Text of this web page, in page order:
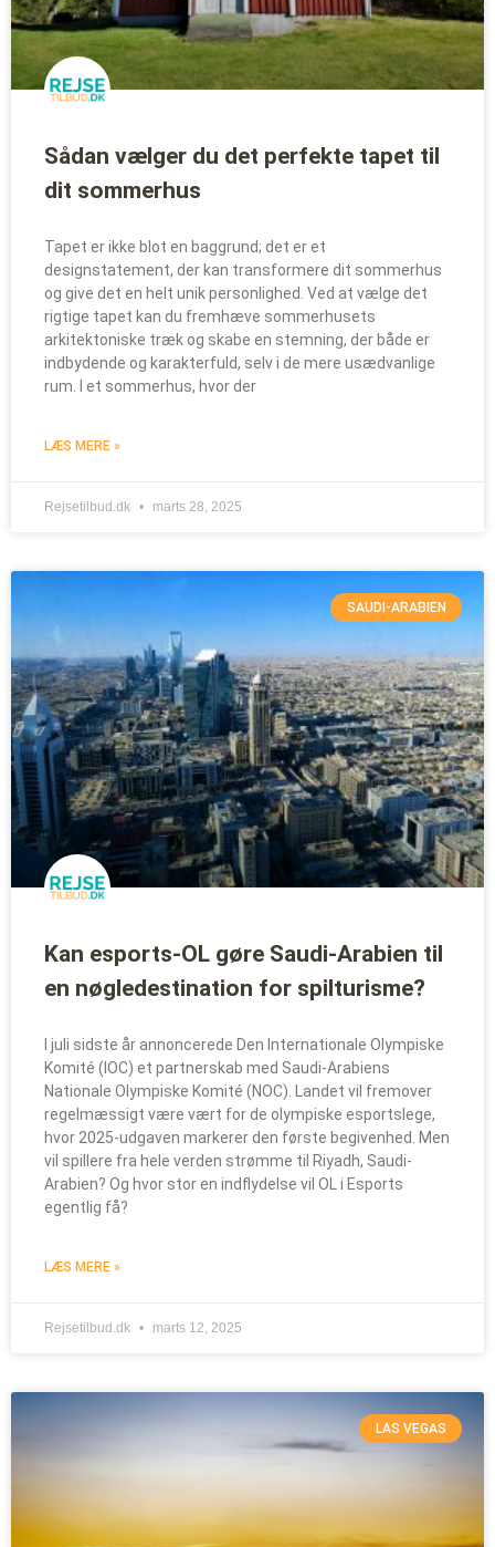
Sådan vælger du det perfekte tapet til
dit sommerhus
Tapet er ikke blot en baggrund; det er et
designstatement, der kan transformere dit sommerhus
og give det en helt unik personlighed. Ved at vælge det
rigtige tapet kan du fremhæve sommerhusets
arkitektoniske træk og skabe en stemning, der både er
indbydende og karakterfuld, selv i de mere usædvanlige
rum. I et sommerhus, hvor der
LÆS MERE »
Rejsetilbud.dk marts 28, 2025
SAUDI-ARABIEN
Kan esports-OL gøre Saudi-Arabien til
en nøgledestination for spilturisme?
I juli sidste år annoncerede Den Internationale Olympiske
Komité (IOC) et partnerskab med Saudi-Arabiens
Nationale Olympiske Komité (NOC). Landet vil fremover
regelmæssigt være vært for de olympiske esportslege,
hvor 2025-udgaven markerer den første begivenhed. Men
vil spillere fra hele verden strømme til Riyadh, Saudi-
Arabien? Og hvor stor en indflydelse vil OL i Esports
egentlig få?
LÆS MERE »
Rejsetilbud.dk marts 12, 2025
LAS VEGAS